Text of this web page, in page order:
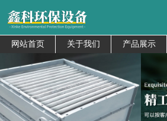
网站首页 关于我们 产品展示